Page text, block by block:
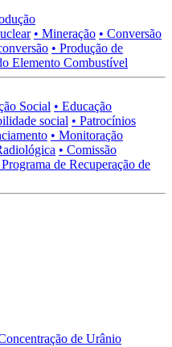
• Mineração • Conversão
• Produção de
Elemento Combustível
Social • Educação
social • Patrocínios
• Monitoração
• Comissão
Programa de Recuperação de
de Urânio